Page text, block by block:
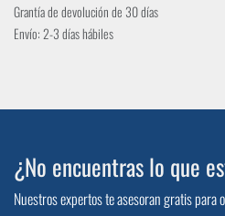
Grantía de devolución de 30 días
Envío: 2-3 días hábiles
¿No encuentras lo que
Nuestros expertos te asesoran gratis para